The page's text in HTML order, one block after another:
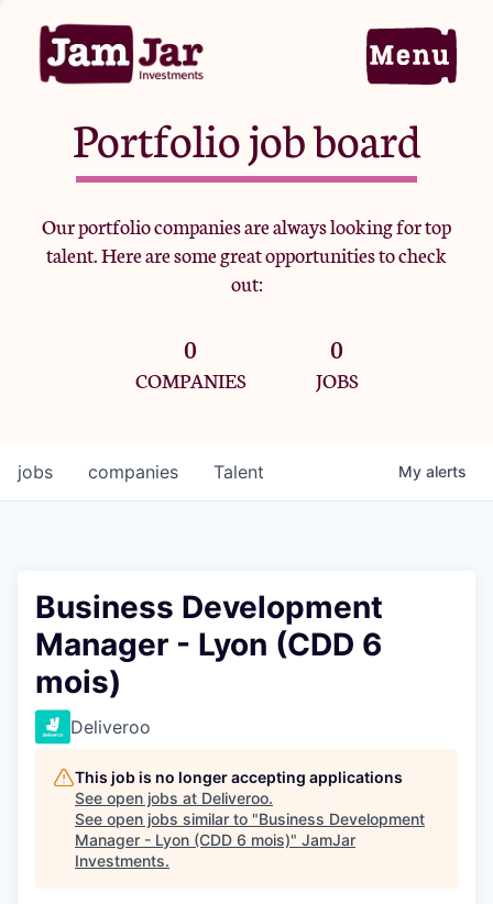
Home
Portfolio
Team
Criteria
Jobs
Portfolio job board
Our portfolio companies are always looking for top
talent. Here are some great opportunities to check
out:
0
COMPANIES
0
JOBS
jobs companies Talent My alerts
Business Development
Manager - Lyon (CDD 6
mois)
Deliveroo
This job is no longer accepting applications
See open jobs at Deliveroo.
See open jobs similar to "Business Development
Manager - Lyon (CDD 6 mois)" JamJar
Investments.